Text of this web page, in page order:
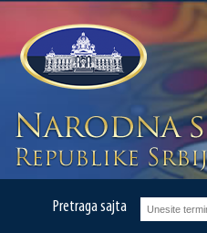
Pretraga sajta